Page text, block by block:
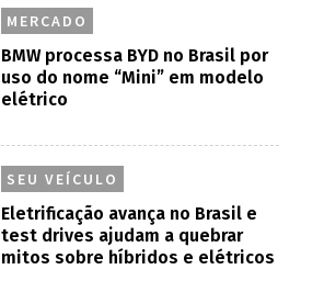
MERCADO
BMW processa BYD no Brasil por
uso do nome “Mini” em modelo
elétrico
SEU VEÍCULO
Eletrificação avança no Brasil e
test drives ajudam a quebrar
mitos sobre híbridos e elétricos